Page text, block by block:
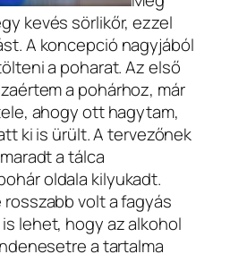
kevés sörlikőr, ezzel
A koncepció nagyjából
a poharat. Az első
a pohárhoz, már
ahogy ott hagytam,
ki is ürült. A tervezőnek
a tálca
oldala kilyukadt.
volt a fagyás
lehet, hogy az alkohol
a tartalma